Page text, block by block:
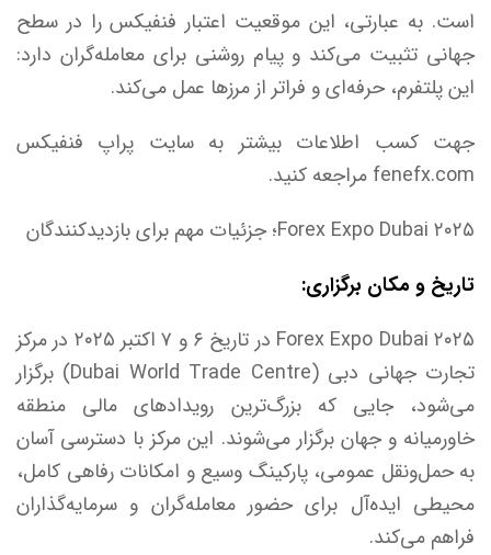
است. به عبارتی، این موقعیت اعتبار فنفیکس را در سطح
جهانی تثبیت می‌کند و پیام روشنی برای معامله‌گران دارد:
این پلتفرم، حرفه‌ای و فراتر از مرز‌ها عمل می‌کند.
جهت کسب اطلاعات بیشتر به سایت پراپ فنفیکس
fenefx.com مراجعه کنید.
Forex Expo Dubai ۲۰۲۵؛ جزئیات مهم برای بازدیدکنندگان
تاریخ و مکان برگزاری:
Forex Expo Dubai ۲۰۲۵ در تاریخ ۶ و ۷ اکتبر ۲۰۲۵ در مرکز
تجارت جهانی دبی (Dubai World Trade Centre) برگزار
می‌شود، جایی که بزرگ‌ترین رویداد‌های مالی منطقه
خاورمیانه و جهان برگزار می‌شوند. این مرکز با دسترسی آسان
به حمل‌ونقل عمومی، پارکینگ وسیع و امکانات رفاهی کامل،
محیطی ایده‌آل برای حضور معامله‌گران و سرمایه‌گذاران
فراهم می‌کند.